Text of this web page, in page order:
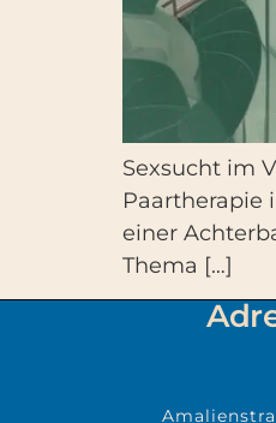
Sexsucht im
Paartherapie
einer
Thema […]